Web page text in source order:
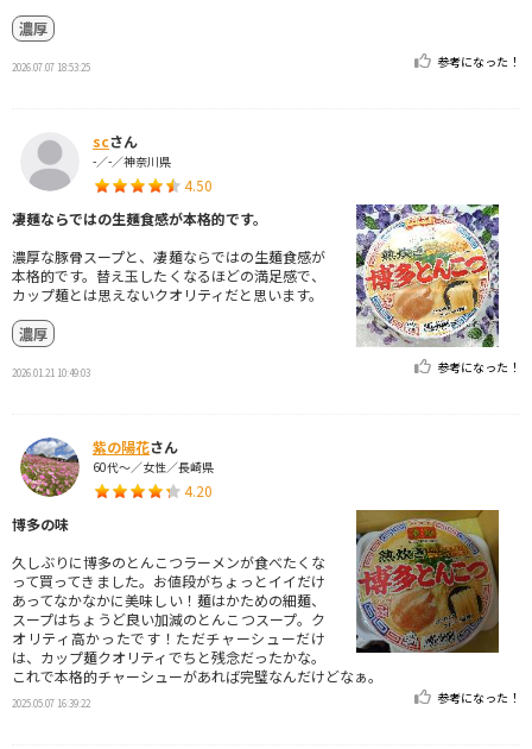
濃厚
2026.07.07 18:53:25 参考になった！
scさん
-／-／神奈川県
4.50
凄麺ならではの生麺食感が本格的です。
濃厚な豚骨スープと、凄麺ならではの生麺食感が
本格的です。替え玉したくなるほどの満足感で、
カップ麺とは思えないクオリティだと思います。
濃厚
2026.01.21 10:49:03 参考になった！
紫の陽花さん
60代～／女性／長崎県
4.20
博多の味
久しぶりに博多のとんこつラーメンが食べたくな
って買ってきました。お値段がちょっとイイだけ
あってなかなかに美味しい！麺はかための細麺、
スープはちょうど良い加減のとんこつスープ。ク
オリティ高かったです！ただチャーシューだけ
は、カップ麺クオリティでちと残念だったかな。
これで本格的チャーシューがあれば完璧なんだけどなぁ。
2025.05.07 16:39:22 参考になった！